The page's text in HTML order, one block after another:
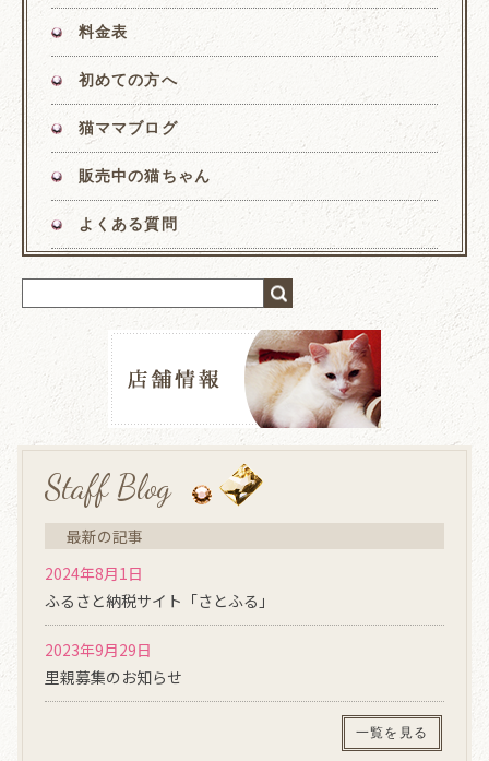
料金表
初めての方へ
猫ママブログ
販売中の猫ちゃん
よくある質問
Staff Blog
最新の記事
2024年8月1日
ふるさと納税サイト「さとふる」
2023年9月29日
里親募集のお知らせ
一覧を見る